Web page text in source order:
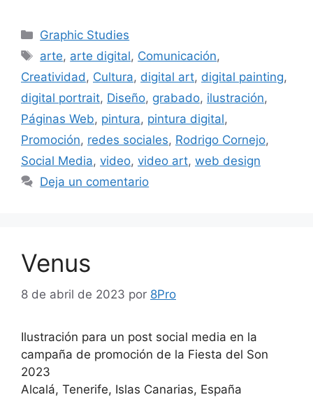
Graphic Studies
arte, arte digital, Comunicación,
Creatividad, Cultura, digital art, digital painting,
digital portrait, Diseño, grabado, ilustración,
Páginas Web, pintura, pintura digital,
Promoción, redes sociales, Rodrigo Cornejo,
Social Media, video, video art, web design
Deja un comentario
Venus
8 de abril de 2023 por 8Pro
Ilustración para un post social media en la
campaña de promoción de la Fiesta del Son
2023
Alcalá, Tenerife, Islas Canarias, España